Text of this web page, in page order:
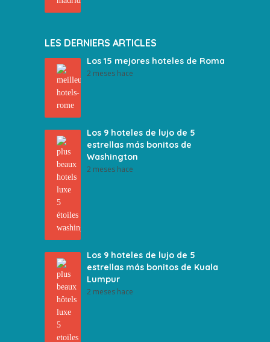
LES DERNIERS ARTICLES
Los 15 mejores hoteles de Roma
2 meses hace
Los 9 hoteles de lujo de 5
estrellas más bonitos de
Washington
2 meses hace
Los 9 hoteles de lujo de 5
estrellas más bonitos de Kuala
Lumpur
2 meses hace